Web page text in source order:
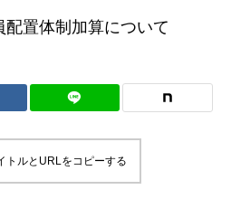
置体制加算について
トルとURLをコピーする